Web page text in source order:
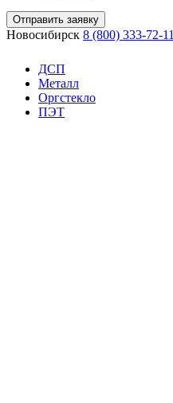
Отправить заявку
Новосибирск 8 (800) 333-72-11
ДСП
Металл
Оргстекло
ПЭТ